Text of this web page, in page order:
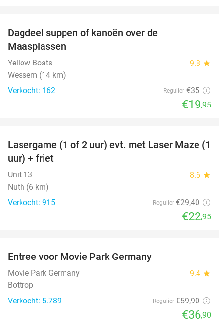
Dagdeel suppen of kanoën over de
Maasplassen
Yellow Boats 9.8 star
Wessem (14 km)
Verkocht: 162
Regulier €35
€19,95
22%
Lasergame (1 of 2 uur) evt. met Laser Maze (1
uur) + friet
Unit 13 8.6 star
Nuth (6 km)
Verkocht: 915
Regulier €29,40
€22,95
Entree voor Movie Park Germany
Movie Park Germany 9.4 star
Bottrop
Verkocht: 5.789
Regulier €59,90
€36,90